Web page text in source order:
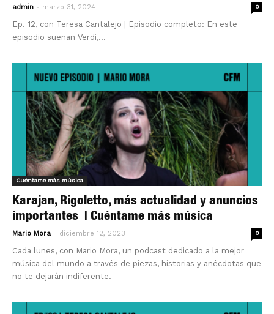
admin - marzo 31, 2024 0
Ep. 12, con Teresa Cantalejo | Episodio completo: En este
episodio suenan Verdi,...
Cuéntame más música
Karajan, Rigoletto, más actualidad y anuncios
importantes | Cuéntame más música
Mario Mora - diciembre 12, 2023 0
Cada lunes, con Mario Mora, un podcast dedicado a la mejor
música del mundo a través de piezas, historias y anécdotas que
no te dejarán indiferente.